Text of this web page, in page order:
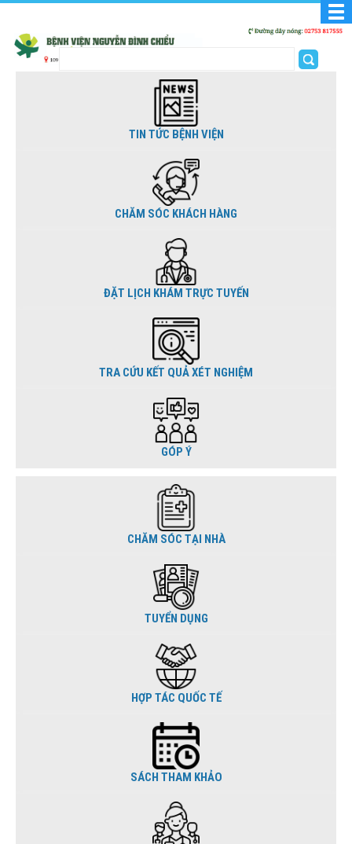
TIN TỨC BỆNH VIỆN
CHĂM SÓC KHÁCH HÀNG
ĐẶT LỊCH KHÁM TRỰC TUYẾN
TRA CỨU KẾT QUẢ XÉT NGHIỆM
GÓP Ý
CHĂM SÓC TẠI NHÀ
TUYỂN DỤNG
HỢP TÁC QUỐC TẾ
SÁCH THAM KHẢO